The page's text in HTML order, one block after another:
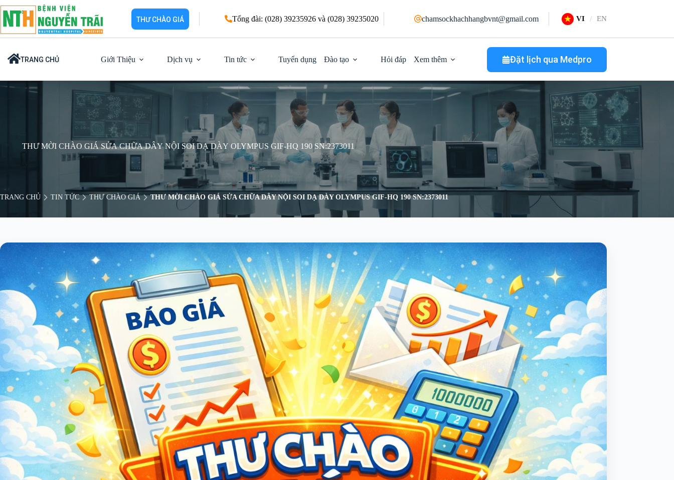
Chuyển
đến
phần
dung
THƯ CHÀO GIÁ Tổng đài: (028) 39235926 và (028) 39235020 chamsockhachhangbvnt@gmail.com EN
VI
TRANG CHỦ Giới Thiệu Dịch vụ Tin tức Tuyển dụng Đào tạo Hỏi đáp Xem thêm Đặt lịch qua Medpro
THƯ MỜI CHÀO GIÁ SỬA CHỮA DÂY NỘI SOI DẠ DÀY OLYMPUS GIF-HQ 190 SN:2373011
TRANG CHỦ TIN TỨC THƯ CHÀO GIÁ THƯ MỜI CHÀO GIÁ SỬA CHỮA DÂY NỘI SOI DẠ DÀY OLYMPUS GIF-HQ 190 SN:2373011